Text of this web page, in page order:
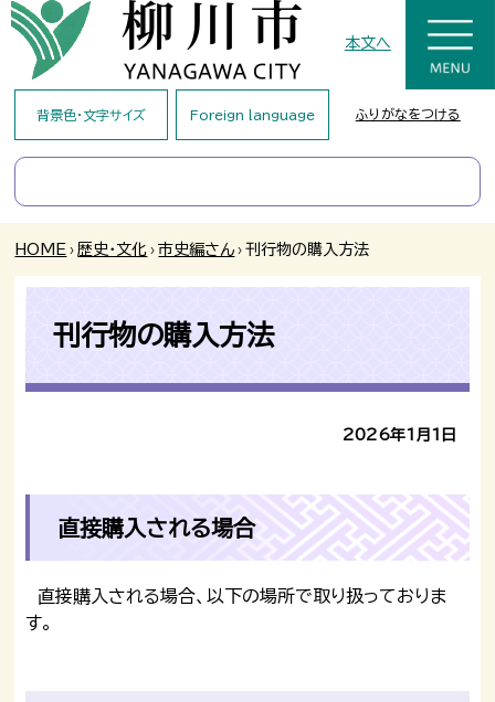
本文へ
背景色・文字サイズ Foreign language ふりがなをつける
HOME › 歴史・文化 › 市史編さん › 刊行物の購入方法
刊行物の購入方法
2026年1月1日
直接購入される場合
直接購入される場合、以下の場所で取り扱っておりま
す。